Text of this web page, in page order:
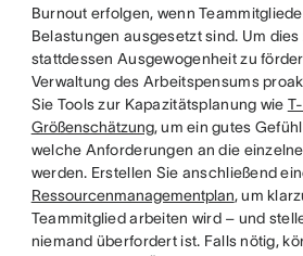
Burnout erfolgen, wenn
Belastungen ausgesetzt sind. Um
stattdessen Ausgewogenheit zu
Verwaltung des Arbeitspensums
Sie Tools zur Kapazitätsplanung wie
Größenschätzung, um ein gutes
welche Anforderungen an die
werden. Erstellen Sie anschließend
Ressourcenmanagementplan, um
Teammitglied arbeiten wird – und
niemand überfordert ist. Falls nötig,